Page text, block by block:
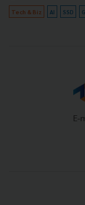
Tech & Biz AI SSD
E-